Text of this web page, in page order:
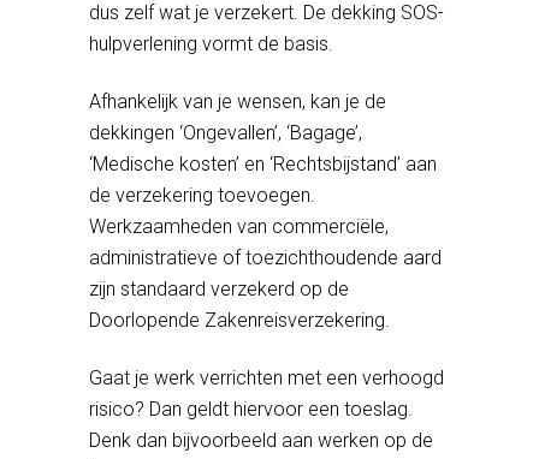
dus zelf wat je verzekert. De dekking SOS-
hulpverlening vormt de basis.
Afhankelijk van je wensen, kan je de
dekkingen ‘Ongevallen’, ‘Bagage’,
‘Medische kosten’ en ‘Rechtsbijstand’ aan
de verzekering toevoegen.
Werkzaamheden van commerciële,
administratieve of toezichthoudende aard
zijn standaard verzekerd op de
Doorlopende Zakenreisverzekering.
Gaat je werk verrichten met een verhoogd
risico? Dan geldt hiervoor een toeslag.
Denk dan bijvoorbeeld aan werken op de